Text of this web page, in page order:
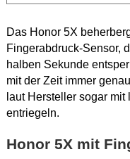
Das Honor 5X
Fingerabdruck-Sensor,
halben Sekunde
mit der Zeit immer
laut Hersteller sogar
entriegeln.
Honor 5X mit